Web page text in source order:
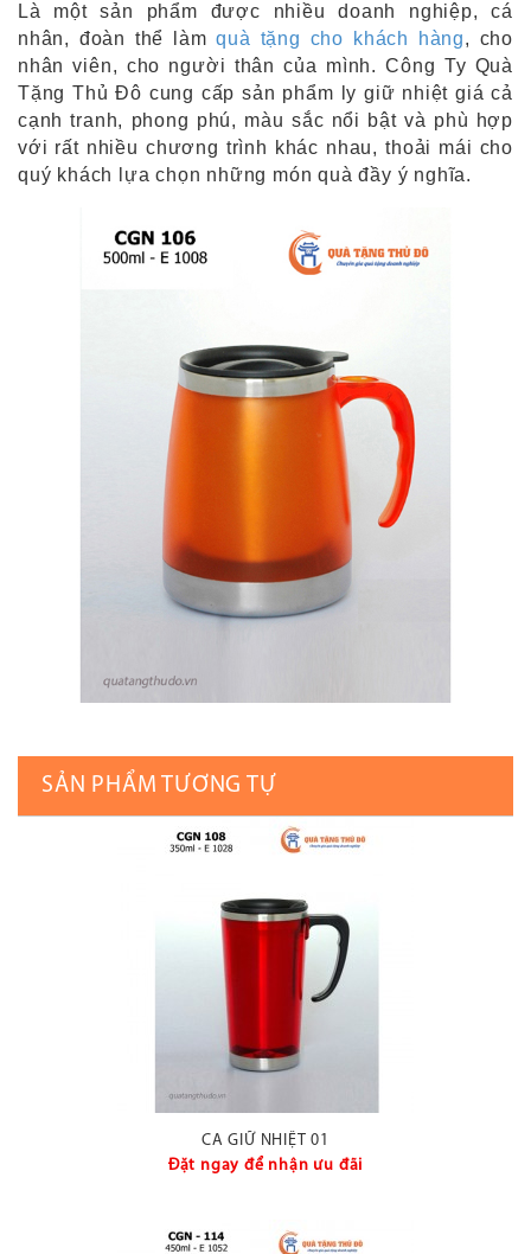
Là một sản phẩm được nhiều doanh nghiệp, cá
nhân, đoàn thể làmquà tặng cho khách hàng, cho
nhân viên, cho người thân của mình. Công Ty Quà
Tặng Thủ Đô cung cấp sản phẩm ly giữ nhiệt giá cả
cạnh tranh, phong phú, màu sắc nổi bật và phù hợp
với rất nhiều chương trình khác nhau, thoải mái cho
quý khách lựa chọn những món quà đầy ý nghĩa.
SẢN PHẨM TƯƠNG TỰ
CA GIỮ NHIỆT 01
Đặt ngay để nhận ưu đãi